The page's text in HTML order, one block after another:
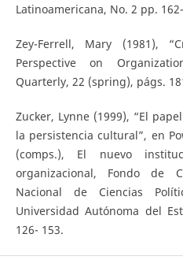
Latinoamericana, No. 2 pp.
Zey-Ferrell, Mary (1981),
Perspective on
Quarterly, 22 (spring), págs.
Zucker, Lynne (1999), “El
la persistencia cultural”, en
(comps.), El nuevo
organizacional, Fondo de
Nacional de Ciencias
Universidad Autónoma del
126- 153.